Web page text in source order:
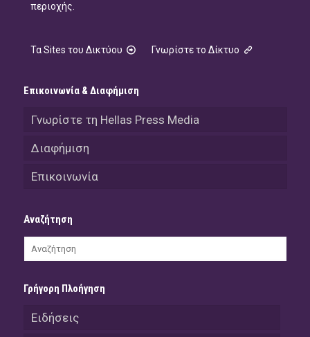
περιοχής.
Τα Sites του Δικτύου Γνωρίστε το Δίκτυο
Επικοινωνία & Διαφήμιση
Γνωρίστε τη Hellas Press Media
Διαφήμιση
Επικοινωνία
Αναζήτηση
Γρήγορη Πλοήγηση
Ειδήσεις